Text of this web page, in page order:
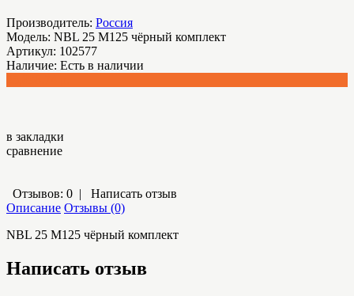
Производитель: Россия
Модель: NBL 25 M125 чёрный комплект
Артикул: 102577
Наличие: Есть в наличии
в закладки
сравнение
Отзывов: 0 | Написать отзыв
Описание Отзывы (0)
NBL 25 M125 чёрный комплект
Написать отзыв